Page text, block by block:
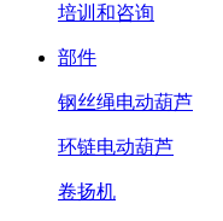
培训和咨询
部件
钢丝绳电动葫芦
环链电动葫芦
卷扬机